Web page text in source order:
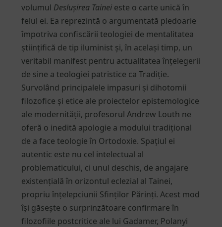
volumul Deslușirea Tainei este o carte unică în
felul ei. Ea reprezintă o argumentată pledoarie
împotriva confiscării teologiei de mentalitatea
științifică de tip iluminist și, în același timp, un
veritabil manifest pentru actualitatea înțelegerii
de sine a teologiei patristice ca Tradiție.
Survolând principalele impasuri și dihotomii
filozofice și etice ale proiectelor epistemologice
ale modernității, profesorul Andrew Louth ne
oferă o inedită apologie a modului tradițional
de a face teologie în Ortodoxie. Spațiul ei
autentic este nu cel intelectual al
problematicului, ci unul deschis, de angajare
existențială în orizontul eclezial al Tainei,
propriu înțelepciunii Sfinților Părinți. Acest mod
își găsește o surprinzătoare confirmare în
filozofiile postcritice ale lui Gadamer, Polanyi